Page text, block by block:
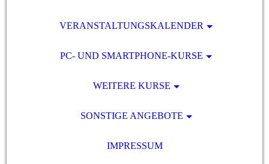
VERANSTALTUNGSKALENDER
PC- UND SMARTPHONE-KURSE
WEITERE KURSE
SONSTIGE ANGEBOTE
IMPRESSUM